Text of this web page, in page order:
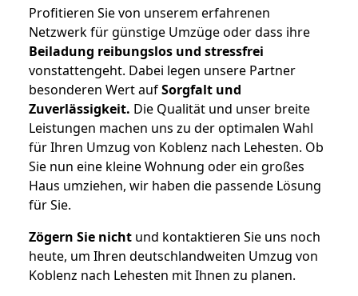
Profitieren Sie von unserem erfahrenen
Netzwerk für günstige Umzüge oder dass ihre
Beiladung reibungslos und stressfrei
vonstattengeht. Dabei legen unsere Partner
besonderen Wert aufSorgfalt und
Zuverlässigkeit. Die Qualität und unser breite
Leistungen machen uns zu der optimalen Wahl
für Ihren Umzug von Koblenz nach Lehesten. Ob
Sie nun eine kleine Wohnung oder ein großes
Haus umziehen, wir haben die passende Lösung
für Sie.
Zögern Sie nicht und kontaktieren Sie uns noch
heute, um Ihren deutschlandweiten Umzug von
Koblenz nach Lehesten mit Ihnen zu planen.